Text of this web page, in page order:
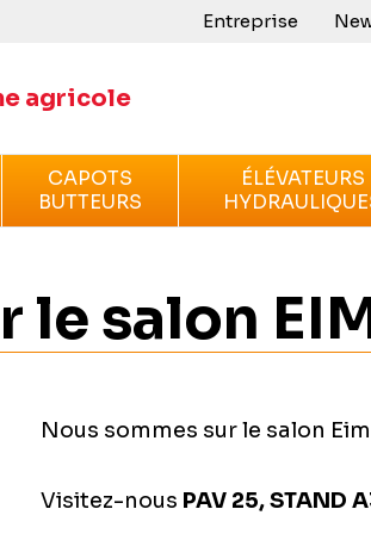
Entreprise
agricole
CAPOTS
BUTTEURS
ÉLÉVATEURS
le salon
Nous sommes sur le salon
Visitez-nous PAV 25, STAND